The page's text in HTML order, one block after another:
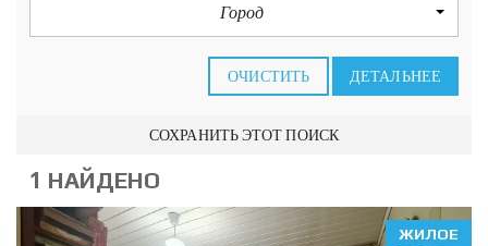
Город
ОЧИСТИТЬ ДЕТАЛЬНЕЕ
СОХРАНИТЬ ЭТОТ ПОИСК
1 НАЙДЕНО
ЖИЛОЕ